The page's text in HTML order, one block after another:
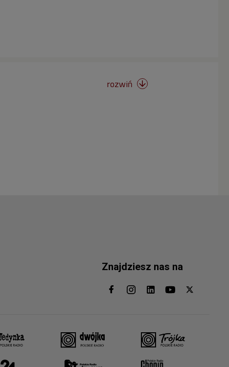
rozwiń 
Znajdziesz nas na